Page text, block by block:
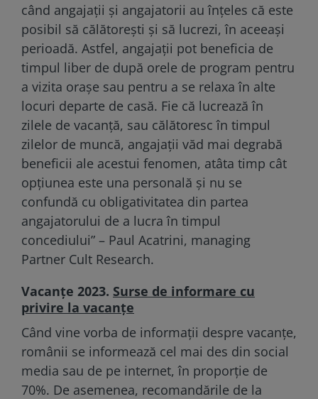
când angajații și angajatorii au înțeles că este
posibil să călătorești și să lucrezi, în aceeași
perioadă. Astfel, angajații pot beneficia de
timpul liber de după orele de program pentru
a vizita orașe sau pentru a se relaxa în alte
locuri departe de casă. Fie că lucrează în
zilele de vacanță, sau călătoresc în timpul
zilelor de muncă, angajații văd mai degrabă
beneficii ale acestui fenomen, atâta timp cât
opțiunea este una personală și nu se
confundă cu obligativitatea din partea
angajatorului de a lucra în timpul
concediului” – Paul Acatrini, managing
Partner Cult Research.
Vacanţe 2023. Surse de informare cu
privire la vacanțe
Când vine vorba de informații despre vacanțe,
românii se informează cel mai des din social
media sau de pe internet, în proporție de
70%. De asemenea, recomandările de la